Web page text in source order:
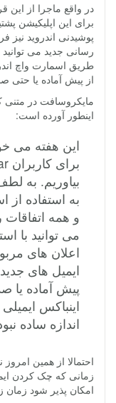
در واقع ماجرا از این
پوشیدنی اندروید
رسانی جدید می
طریق اسمارت واچ
از پیش آماده یا حتی
مایکروسافت در متنی
اینطور آورده است:
این هفته می
بیاوریم. به
به استفاده
و همه
می توانید با
اعلان های
ایمیل های
پیش آماده یا
اینباکس
اندازه ساده
احتمالا از همین امروز
زمانی که چک کردن
امکان پذیر شود زمان